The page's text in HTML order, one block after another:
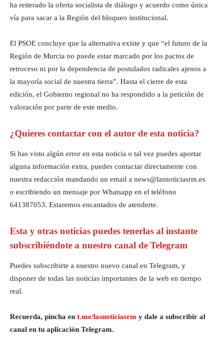
ha reiterado la oferta socialista de diálogo y acuerdo como única
vía para sacar a la Región del bloqueo institucional.
El PSOE concluye que la alternativa existe y que “el futuro de la
Región de Murcia no puede estar marcado por los pactos de
retroceso ni por la dependencia de postulados radicales ajenos a
la mayoría social de nuestra tierra”. Hasta el cierre de esta
edición, el Gobierno regional no ha respondido a la petición de
valoración por parte de este medio.
¿Quieres contactar con el autor de esta noticia?
Si has visto algún error en esta noticia o tal vez puedes aportar
alguna información extra, puedes contactar directamente con
nuestra redacción mandando un email a news@lasnoticiasrm.es
o escribiendo un mensaje por Whatsapp en el teléfono
641387053. Estaremos encantados de atenderte.
Esta y otras noticias puedes tenerlas al instante
subscribiéndote a nuestro canal de Telegram
Puedes subscribirte a nuestro nuevo canal en Telegram, y
disponer de todas las noticias importantes de la web en tiempo
real.
Recuerda, pincha en t.me/lasnoticiasrm y dale a subscribir al
canal en tu aplicación Telegram.